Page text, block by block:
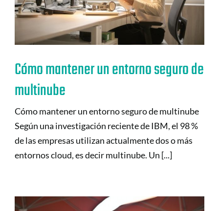
Cómo mantener un entorno seguro de
multinube
Cómo mantener un entorno seguro de multinube
Según una investigación reciente de IBM, el 98 %
de las empresas utilizan actualmente dos o más
entornos cloud, es decir multinube. Un [...]